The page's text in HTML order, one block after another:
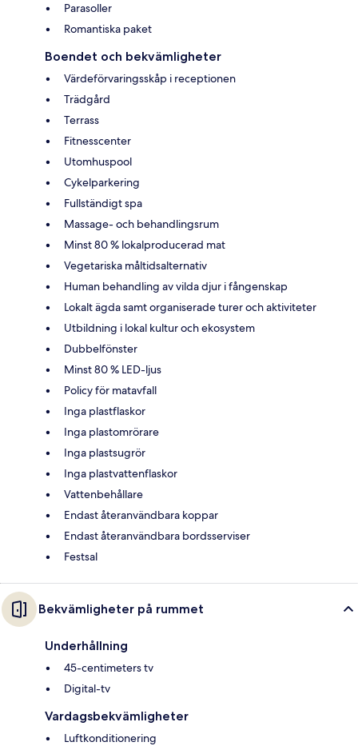
Parasoller
Romantiska paket
Boendet och bekvämligheter
Värdeförvaringsskåp i receptionen
Trädgård
Terrass
Fitnesscenter
Utomhuspool
Cykelparkering
Fullständigt spa
Massage- och behandlingsrum
Minst 80 % lokalproducerad mat
Vegetariska måltidsalternativ
Human behandling av vilda djur i fångenskap
Lokalt ägda samt organiserade turer och aktiviteter
Utbildning i lokal kultur och ekosystem
Dubbelfönster
Minst 80 % LED-ljus
Policy för matavfall
Inga plastflaskor
Inga plastomrörare
Inga plastsugrör
Inga plastvattenflaskor
Vattenbehållare
Endast återanvändbara koppar
Endast återanvändbara bordsserviser
Festsal
Bekvämligheter på rummet
Underhållning
45-centimeters tv
Digital-tv
Vardagsbekvämligheter
Luftkonditionering